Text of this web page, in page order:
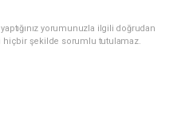
yorumunuzla ilgili doğrudan
hiçbir şekilde sorumlu tutulamaz.